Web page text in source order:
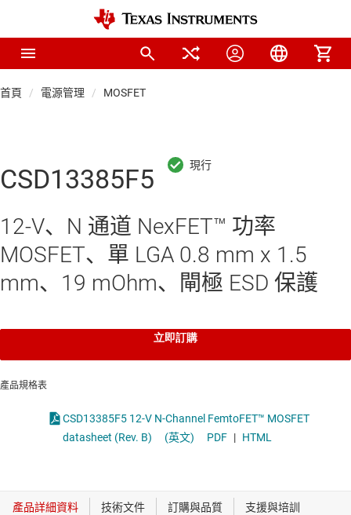
首頁 電源管理 MOSFET
CSD13385F5
12-V、N 通道 NexFET™ 功率
MOSFET、單 LGA 0.8 mm x 1.5
mm、19 mOhm、閘極 ESD 保護
立即訂購
產品規格表
CSD13385F5 12-V N-Channel FemtoFET™ MOSFET
datasheet (Rev. B)
(英文) PDF | HTML